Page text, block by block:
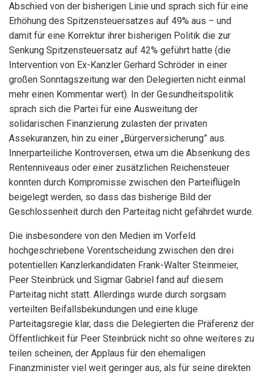
Abschied von der bisherigen Linie und sprach sich für eine
Erhöhung des Spitzensteuersatzes auf 49% aus – und
damit für eine Korrektur ihrer bisherigen Politik die zur
Senkung Spitzensteuersatz auf 42% geführt hatte (die
Intervention von Ex-Kanzler Gerhard Schröder in einer
großen Sonntagszeitung war den Delegierten nicht einmal
mehr einen Kommentar wert). In der Gesundheitspolitik
sprach sich die Partei für eine Ausweitung der
solidarischen Finanzierung zulasten der privaten
Assekuranzen, hin zu einer „Bürgerversicherung” aus.
Innerparteiliche Kontroversen, etwa um die Absenkung des
Rentenniveaus oder einer zusätzlichen Reichensteuer
konnten durch Kompromisse zwischen den Parteiflügeln
beigelegt werden, so dass das bisherige Bild der
Geschlossenheit durch den Parteitag nicht gefährdet wurde.
Die insbesondere von den Medien im Vorfeld
hochgeschriebene Vorentscheidung zwischen den drei
potentiellen Kanzlerkandidaten Frank-Walter Steinmeier,
Peer Steinbrück und Sigmar Gabriel fand auf diesem
Parteitag nicht statt. Allerdings wurde durch sorgsam
verteilten Beifallsbekundungen und eine kluge
Parteitagsregie klar, dass die Delegierten die Präferenz der
Öffentlichkeit für Peer Steinbrück nicht so ohne weiteres zu
teilen scheinen, der Applaus für den ehemaligen
Finanzminister viel weit geringer aus, als für seine direkten